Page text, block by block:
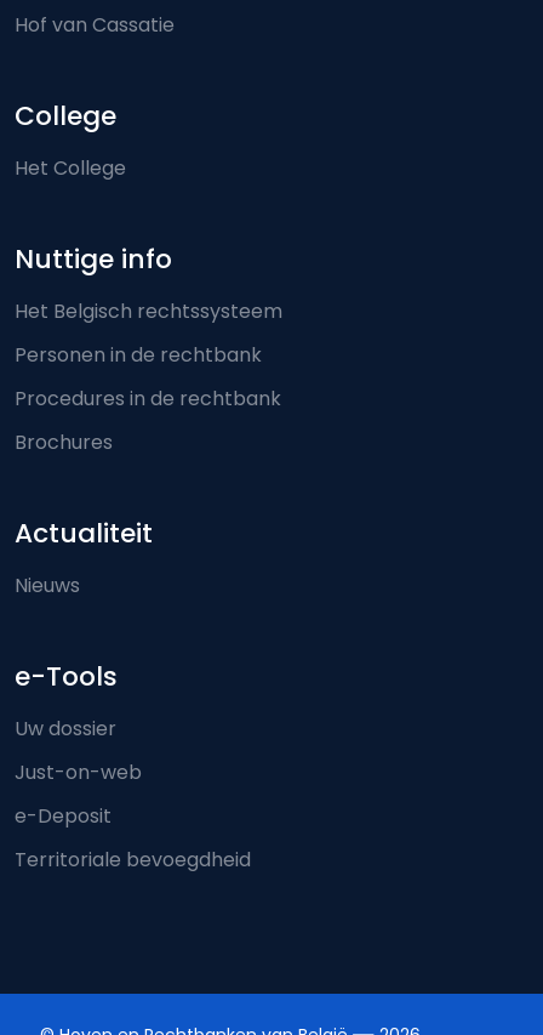
Hof van Cassatie
College
Het College
Nuttige info
Het Belgisch rechtssysteem
Personen in de rechtbank
Procedures in de rechtbank
Brochures
Actualiteit
Nieuws
e-Tools
Uw dossier
Just-on-web
e-Deposit
Territoriale bevoegdheid